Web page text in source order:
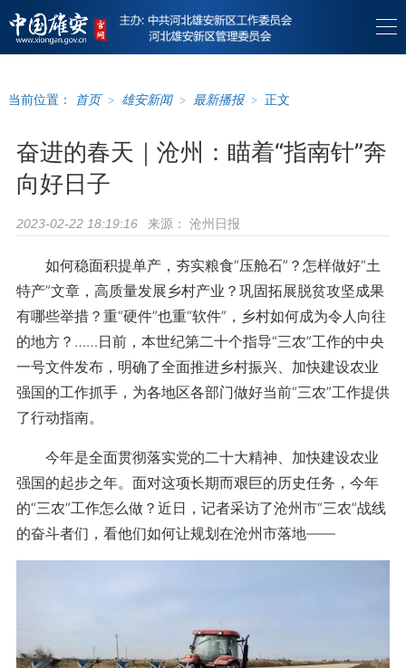
当前位置： 首页 > 雄安新闻 > 最新播报 > 正文
奋进的春天｜沧州：瞄着“指南针”奔
向好日子
2023-02-22 18:19:16 来源： 沧州日报
如何稳面积提单产，夯实粮食“压舱石”？怎样做好“土
特产”文章，高质量发展乡村产业？巩固拓展脱贫攻坚成果
有哪些举措？重“硬件”也重“软件”，乡村如何成为令人向往
的地方？……日前，本世纪第二十个指导“三农”工作的中央
一号文件发布，明确了全面推进乡村振兴、加快建设农业
强国的工作抓手，为各地区各部门做好当前“三农”工作提供
了行动指南。
今年是全面贯彻落实党的二十大精神、加快建设农业
强国的起步之年。面对这项长期而艰巨的历史任务，今年
的“三农”工作怎么做？近日，记者采访了沧州市“三农”战线
的奋斗者们，看他们如何让规划在沧州市落地——